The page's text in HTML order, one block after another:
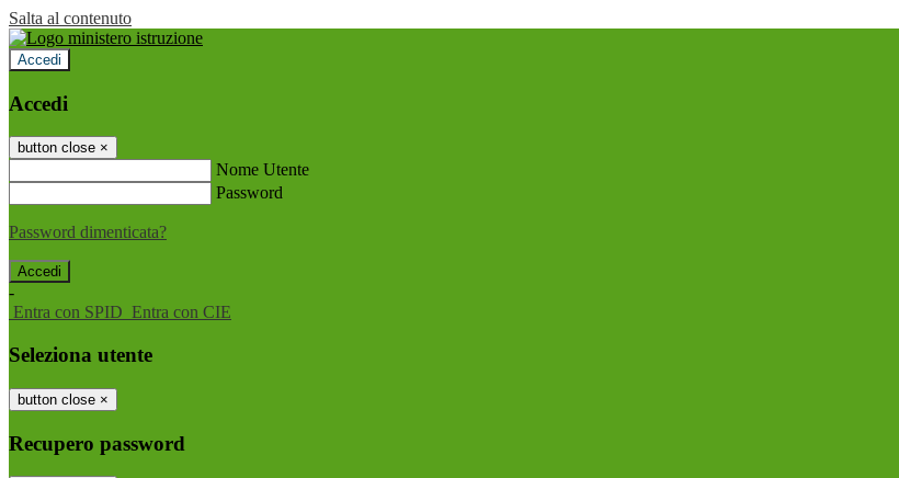
Salta al contenuto
Accedi
Accedi
button close ×
Nome Utente
Password
Password dimenticata?
-
Entra con SPID Entra con CIE
Seleziona utente
button close ×
Recupero password